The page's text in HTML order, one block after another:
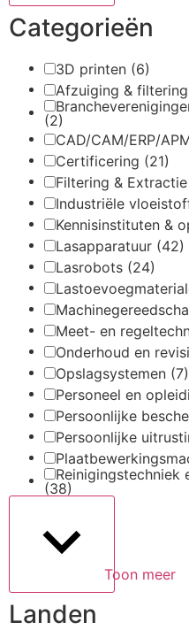
Categorieën
3D printen (6)
Afzuiging & filtering
(2)
CAD/CAM/ERP/
Certificering (21)
Filtering & Extractie
Industriële
Kennisinstituten &
Lasapparatuur (42)
Lasrobots (24)
Meet- en
Onderhoud en
Opslagsystemen (7)
Personeel en
Persoonlijke
Persoonlijke
Reinigingstechniek
(38)
Toon meer
Landen